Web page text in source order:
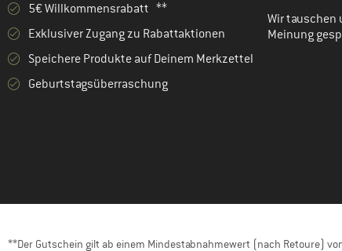
5€ Willkommensrabatt **
Exklusiver Zugang zu Rabattaktionen
Speichere Produkte auf Deinem Merkzettel
Geburtstagsüberraschung
Wir tauschen
Meinung
**Der Gutschein gilt ab einem Mindestabnahmewert (nach Retoure)